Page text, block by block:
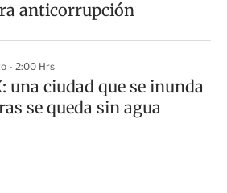
anticorrupción
- 2:00 Hrs
una ciudad que se inunda
se queda sin agua